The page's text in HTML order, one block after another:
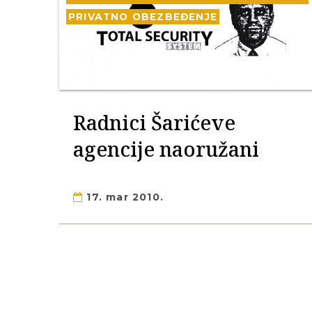
PRIVATNO OBEZBEĐENJE
Radnici Šarićeve
agencije naoružani
17. mar 2010.